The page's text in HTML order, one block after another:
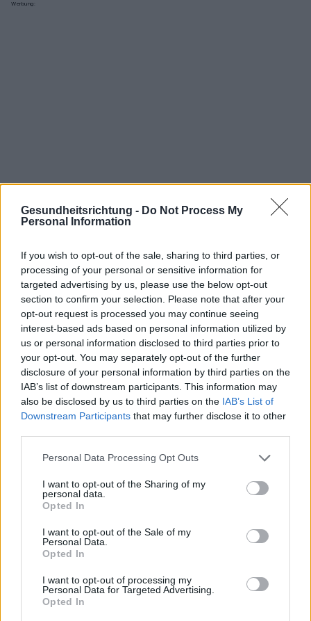
Gesundheitsrichtung - Do Not Process My
Personal Information
If you wish to opt-out of the sale, sharing to third parties, or
processing of your personal or sensitive information for
targeted advertising by us, please use the below opt-out
section to confirm your selection. Please note that after your
opt-out request is processed you may continue seeing
interest-based ads based on personal information utilized by
us or personal information disclosed to third parties prior to
your opt-out. You may separately opt-out of the further
disclosure of your personal information by third parties on the
IAB’s list of downstream participants. This information may
also be disclosed by us to third parties on the IAB’s List of
Downstream Participants that may further disclose it to other
Please note that this website/app uses one or more Google
not limited to your visit or usage behaviour. You may click to
grant or deny consent to Google and its third-party tags to
use your data for below specified purposes in below Google
consent section.
Personal Data Processing Opt Outs
I want to opt-out of the Sharing of my
personal data.
Opted In
I want to opt-out of the Sale of my
Personal Data.
Opted In
I want to opt-out of processing my
Personal Data for Targeted Advertising.
Opted In
Werbung:
Interessant? Teilen sie es auf Facebook!
Möchten Sie auf dem Laufenden bleiben?
Folgen Sie uns auf
Google
News
ZUGEHÖRIG
Themen Auswirkungen auf das wohlbefinden
Geistige-gesundheit Gesunde alternativen
Kardiovaskuläre krankheiten Körperliche betätigung
Körperliche gesundheit
Negative auswirkungen des sitzens
Prävention von herzkrankheiten
Rückenschmerzen
Verlangsamter stoffwechsel Zunahme der aktivität